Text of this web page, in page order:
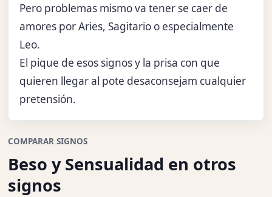
Pero problemas mismo va tener se caer de
amores por Aries, Sagitario o especialmente
Leo.
El pique de esos signos y la prisa con que
quieren llegar al pote desaconsejam cualquier
pretensión.
COMPARAR SIGNOS
Beso y Sensualidad en otros
signos